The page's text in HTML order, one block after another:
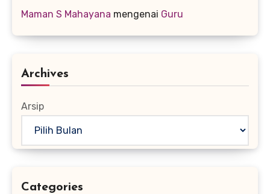
Maman S Mahayana mengenai Guru
Archives
Arsip
Categories